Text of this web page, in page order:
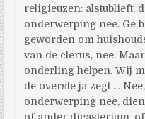
religieuzen: alstublieft,
onderwerping nee. Ge
geworden om
van de clerus, nee.
onderling helpen. Wij
de overste ja zegt …
onderwerping nee,